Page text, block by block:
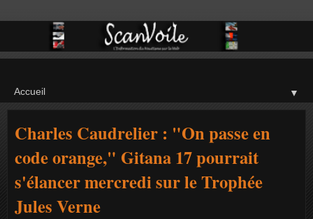
▼
Charles Caudrelier : "On passe en
code orange," Gitana 17 pourrait
s'élancer mercredi sur le Trophée
Jules Verne